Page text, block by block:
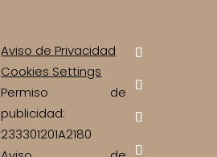
Aviso de Privacidad
Cookies Settings
Permiso de
publicidad:
233301201A2180